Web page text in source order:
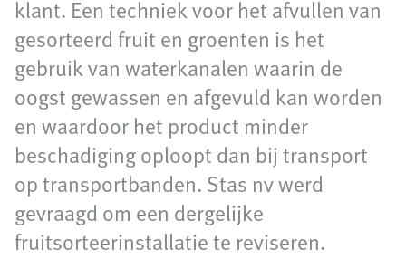
klant. Een techniek voor het afvullen van
gesorteerd fruit en groenten is het
gebruik van waterkanalen waarin de
oogst gewassen en afgevuld kan worden
en waardoor het product minder
beschadiging oploopt dan bij transport
op transportbanden. Stas nv werd
gevraagd om een dergelijke
fruitsorteerinstallatie te reviseren.